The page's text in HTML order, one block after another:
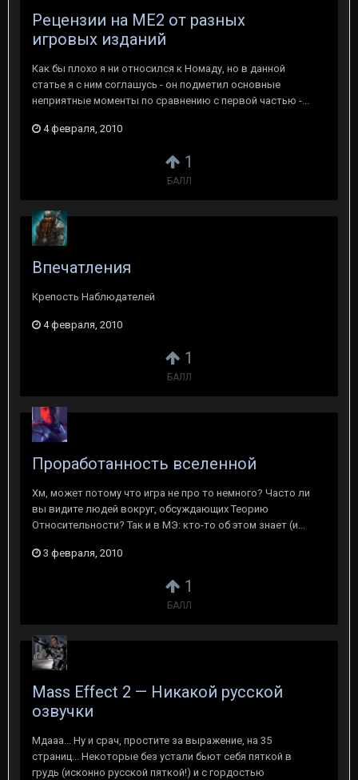
1
БАЛЛ
Рецензии на ME2 от разных
игровых изданий
Как бы плохо я ни относился к Номаду, но в данной
статье я с ним соглашусь - он подметил основные
неприятные моменты по сравнению с первой частью -...
4 февраля, 2010
1
БАЛЛ
Впечатления
Крепость Наблюдателей
4 февраля, 2010
1
БАЛЛ
Проработанность вселенной
Хм, может потому что игра не про то немного? Часто ли
вы видите людей вокруг, обсуждающих Теорию
Относительности? Так и в МЭ: кто-то об этом знает (и...
3 февраля, 2010
Mass Effect 2 — Никакой русской
озвучки
Мдааа... Ну и срач, простите за выражение, на 35
страниц... Некоторые без устали бьют себя пяткой в
грудь (исконно русской пяткой!) и с гордостью